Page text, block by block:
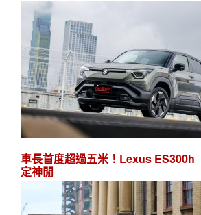
車長首度超過五米！Lexus ES300h
定神閒